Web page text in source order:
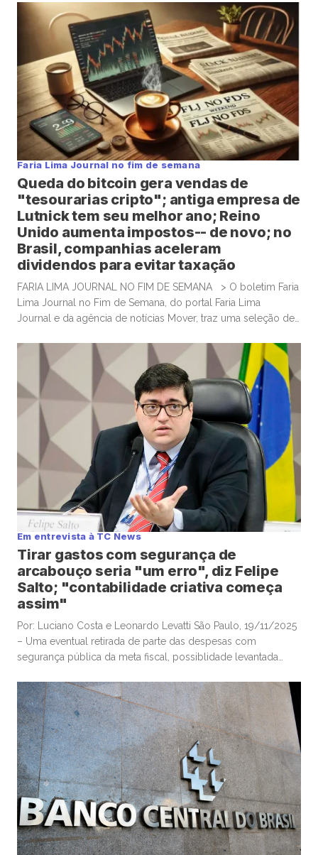
político e colunista do Faria Lima Journal, Leopoldo Vieira.
Na conversa, o diretor da Eurasia fez […]
Faria Lima Journal no fim de semana
Queda do bitcoin gera vendas de
"tesourarias cripto"; antiga empresa de
Lutnick tem seu melhor ano; Reino
Unido aumenta impostos-- de novo; no
Brasil, companhias aceleram
dividendos para evitar taxação
FARIA LIMA JOURNAL NO FIM DE SEMANA > O boletim Faria
Lima Journal no Fim de Semana, do portal Faria Lima
Journal e da agência de notícias Mover, traz uma seleção de
algum tempo no sábado e domingo para leituras mais
aprofundadas de boas histórias e materiais informativos.
Empresas que acumulam bitcoin […]
Em entrevista à TC News
Tirar gastos com segurança de
arcabouço seria "um erro", diz Felipe
Salto; "contabilidade criativa começa
assim"
Por: Luciano Costa e Leonardo Levatti São Paulo, 19/11/2025
– Uma eventual retirada de parte das despesas com
segurança pública da meta fiscal, possiblidade levantada
semana, seria “um erro”, e “desastrosa”, alertou o
economista-chefe e sócio da Warren Investimentos, Felipe
Salto, em participação na TC News. Lewandowski ventilou […]